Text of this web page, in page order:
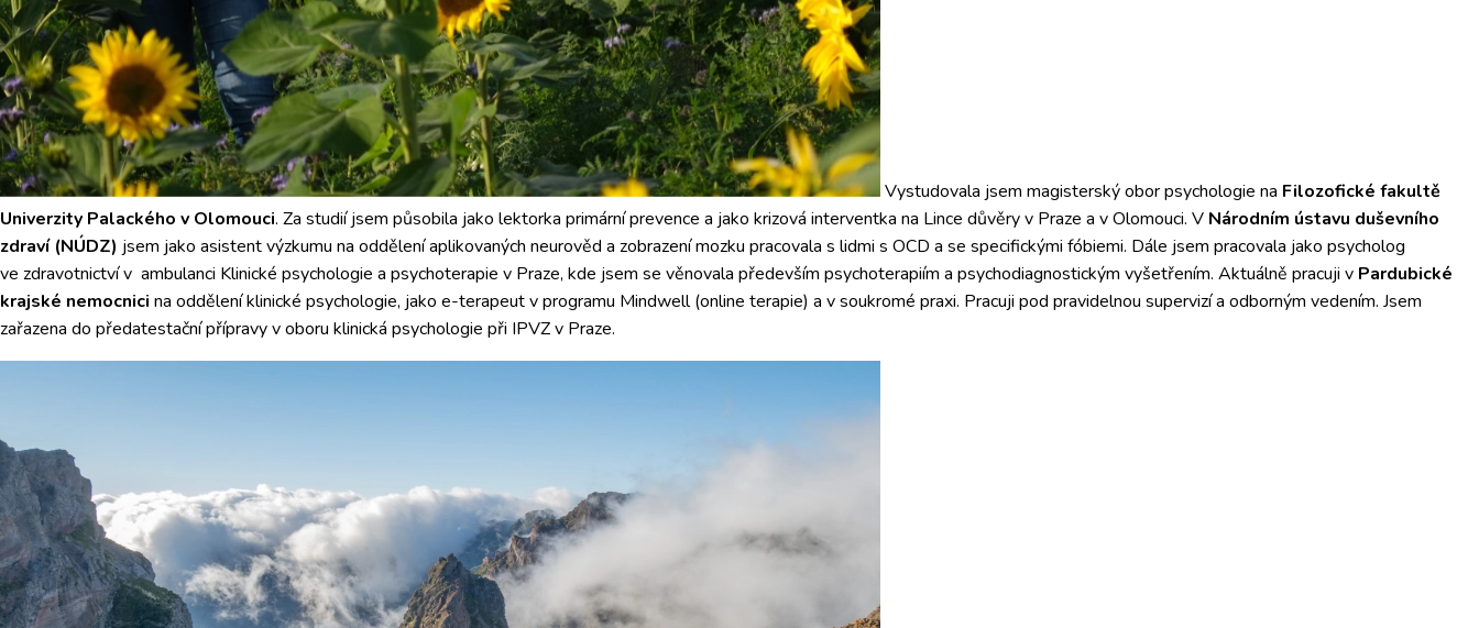
Vystudovala jsem magisterský obor psychologie na Filozofické fakultě
Univerzity Palackého v Olomouci. Za studií jsem působila jako lektorka primární prevence a jako krizová interventka na Lince důvěry v Praze a v Olomouci. V Národním ústavu duševního
zdraví (NÚDZ) jsem jako asistent výzkumu na oddělení aplikovaných neurověd a zobrazení mozku pracovala s lidmi s OCD a se specifickými fóbiemi. Dále jsem pracovala jako psycholog
ve zdravotnictví v ambulanci Klinické psychologie a psychoterapie v Praze, kde jsem se věnovala především psychoterapiím a psychodiagnostickým vyšetřením. Aktuálně pracuji v Pardubické
krajské nemocnici na oddělení klinické psychologie, jako e-terapeut v programu Mindwell (online terapie) a v soukromé praxi. Pracuji pod pravidelnou supervizí a odborným vedením. Jsem
zařazena do předatestační přípravy v oboru klinická psychologie při IPVZ v Praze.